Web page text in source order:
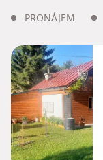
PRONÁJEM